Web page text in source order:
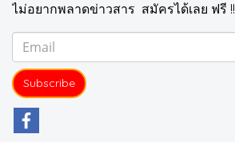
ไม่อยากพลาดข่าวสาร สมัครได้เลย ฟรี !!
Subscribe